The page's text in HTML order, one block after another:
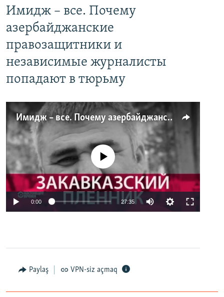
Имидж – все. Почему
азербайджанские
правозащитники и
независимые журналисты
попадают в тюрьму
Имидж – все. Почему азербайджанские правозащитники и независимые журналисты попадают в тюрьму
No media source currently available
0:00 27:35
Paylaş VPN-siz açmaq